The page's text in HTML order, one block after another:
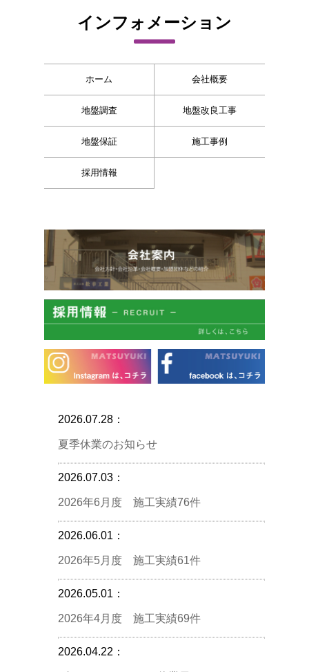
インフォメーション
ホーム 会社概要
地盤調査 地盤改良工事
地盤保証 施工事例
採用情報
2026.07.28：
夏季休業のお知らせ
2026.07.03：
2026年6月度 施工実績76件
2026.06.01：
2026年5月度 施工実績61件
2026.05.01：
2026年4月度 施工実績69件
2026.04.22：